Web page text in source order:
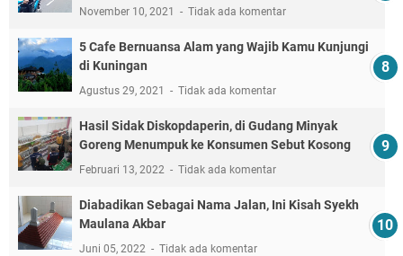
November 10, 2021 Tidak ada komentar
5 Cafe Bernuansa Alam yang Wajib Kamu Kunjungi
di Kuningan
Agustus 29, 2021 Tidak ada komentar
Hasil Sidak Diskopdaperin, di Gudang Minyak
Goreng Menumpuk ke Konsumen Sebut Kosong
Februari 13, 2022 Tidak ada komentar
Diabadikan Sebagai Nama Jalan, Ini Kisah Syekh
Maulana Akbar
Juni 05, 2022 Tidak ada komentar